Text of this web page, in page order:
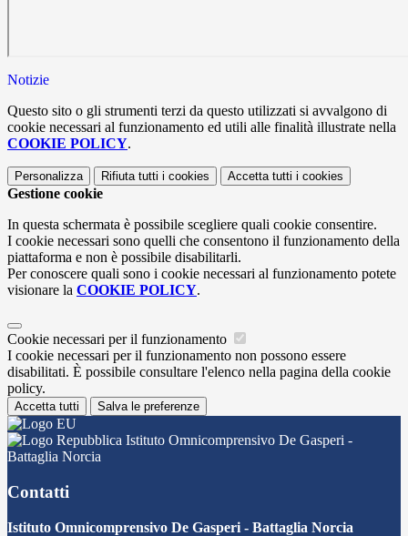
Notizie
Questo sito o gli strumenti terzi da questo utilizzati si avvalgono di
cookie necessari al funzionamento ed utili alle finalità illustrate nella
COOKIE POLICY.
Personalizza Rifiuta tutti i cookies Accetta tutti i cookies
Gestione cookie
In questa schermata è possibile scegliere quali cookie consentire.
I cookie necessari sono quelli che consentono il funzionamento della
piattaforma e non è possibile disabilitarli.
Per conoscere quali sono i cookie necessari al funzionamento potete
visionare la COOKIE POLICY.
Cookie necessari per il funzionamento
I cookie necessari per il funzionamento non possono essere
disabilitati. È possibile consultare l'elenco nella pagina della cookie
policy.
Accetta tutti Salva le preferenze
Istituto Omnicomprensivo De Gasperi -
Battaglia Norcia
Contatti
Istituto Omnicomprensivo De Gasperi - Battaglia Norcia